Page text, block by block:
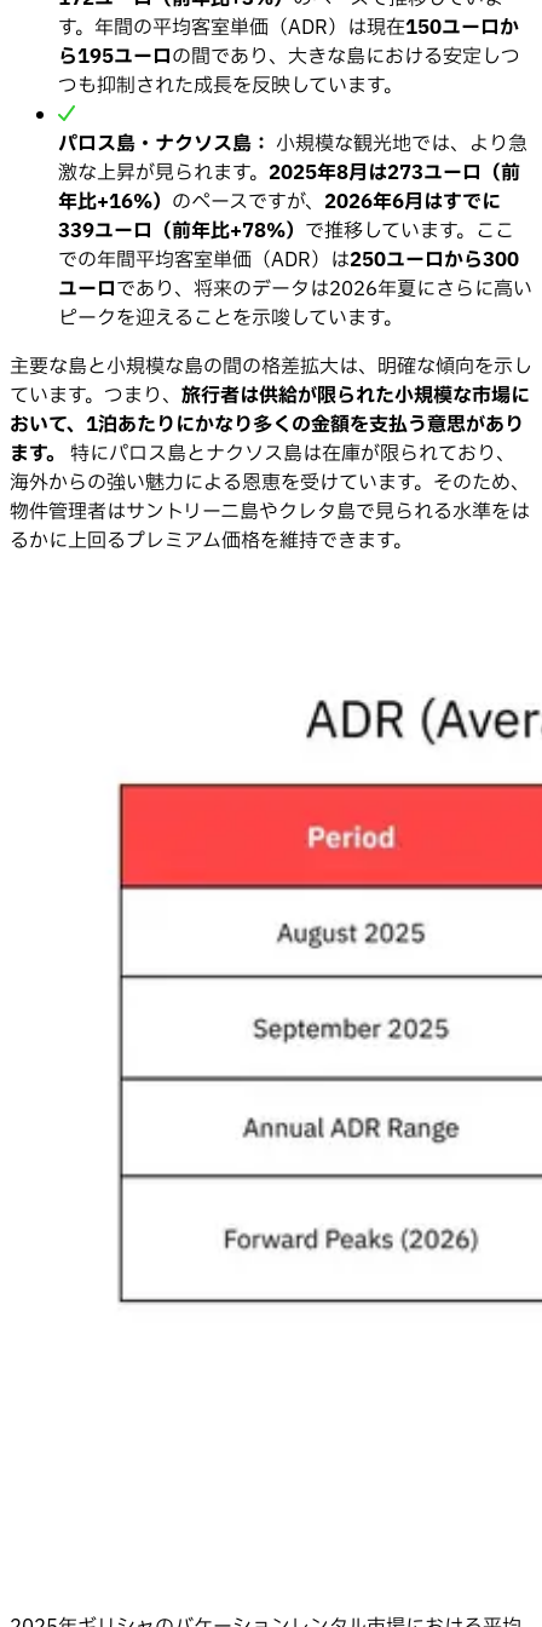
す。年間の平均客室単価（ADR）は現在150ユーロか
ら195ユーロの間であり、大きな島における安定しつ
つも抑制された成長を反映しています。
パロス島・ナクソス島： 小規模な観光地では、より急
激な上昇が見られます。 2025年8月は273ユーロ（前
年比+16%） のペースですが、 2026年6月はすでに
339ユーロ（前年比+78%） で推移しています。ここ
での年間平均客室単価（ADR）は250ユーロから300
ユーロであり、将来のデータは2026年夏にさらに高い
ピークを迎えることを示唆しています。
主要な島と小規模な島の間の格差拡大は、明確な傾向を示し
ています。つまり、 旅行者は供給が限られた小規模な市場に
おいて、1泊あたりにかなり多くの金額を支払う意思があり
ます。 特にパロス島とナクソス島は在庫が限られており、
海外からの強い魅力による恩恵を受けています。そのため、
物件管理者はサントリーニ島やクレタ島で見られる水準をは
るかに上回るプレミアム価格を維持できます。